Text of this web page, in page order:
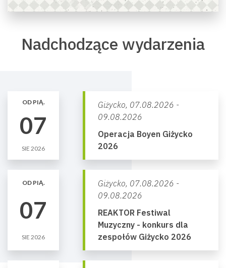
Nadchodzące wydarzenia
OD PIĄ.
07
SIE 2026
Giżycko, 07.08.2026 -
09.08.2026
Operacja Boyen Giżycko
2026
OD PIĄ.
07
SIE 2026
Giżycko, 07.08.2026 -
09.08.2026
REAKTOR Festiwal
Muzyczny - konkurs dla
zespołów Giżycko 2026